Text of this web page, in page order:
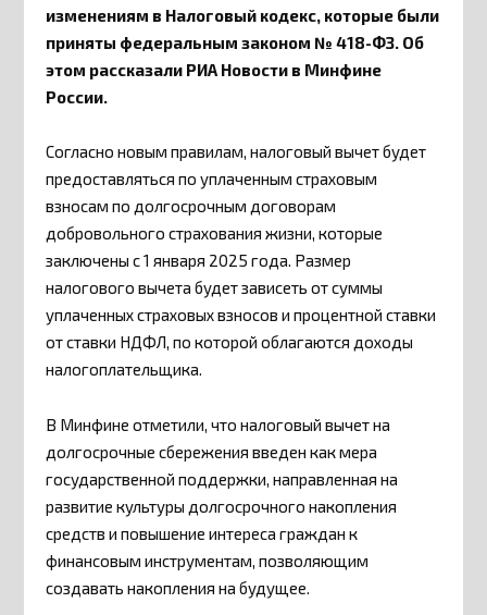
изменениям в Налоговый кодекс, которые были
приняты федеральным законом № 418-ФЗ. Об
этом рассказали РИА Новости в Минфине
России.
Согласно новым правилам, налоговый вычет будет
предоставляться по уплаченным страховым
взносам по долгосрочным договорам
добровольного страхования жизни, которые
заключены с 1 января 2025 года. Размер
налогового вычета будет зависеть от суммы
уплаченных страховых взносов и процентной ставки
от ставки НДФЛ, по которой облагаются доходы
налогоплательщика.
В Минфине отметили, что налоговый вычет на
долгосрочные сбережения введен как мера
государственной поддержки, направленная на
развитие культуры долгосрочного накопления
средств и повышение интереса граждан к
финансовым инструментам, позволяющим
создавать накопления на будущее.